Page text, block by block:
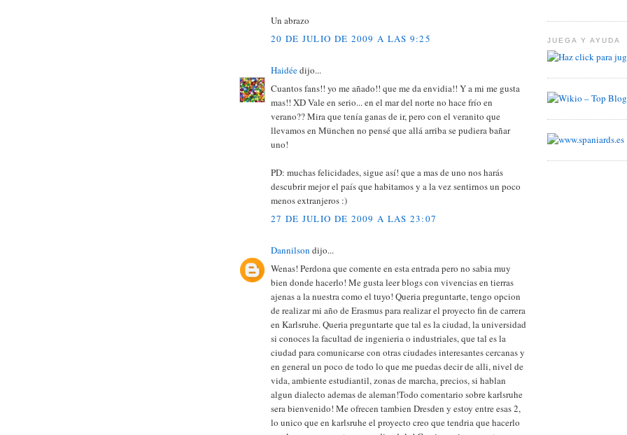
Un abrazo
20 DE JULIO DE 2009 A LAS 9:25
Haidéedijo...
Cuantos fans!! yo me añado!! que me da envidia!! Y a mi me gusta
mas!! XD Vale en serio... en el mar del norte no hace frío en
verano?? Mira que tenía ganas de ir, pero con el veranito que
llevamos en München no pensé que allá arriba se pudiera bañar
uno!
PD: muchas felicidades, sigue así! que a mas de uno nos harás
descubrir mejor el país que habitamos y a la vez sentirnos un poco
menos extranjeros :)
27 DE JULIO DE 2009 A LAS 23:07
Dannilson dijo...
Wenas! Perdona que comente en esta entrada pero no sabia muy
bien donde hacerlo! Me gusta leer blogs con vivencias en tierras
ajenas a la nuestra como el tuyo! Queria preguntarte, tengo opcion
de realizar mi año de Erasmus para realizar el proyecto fin de carrera
en Karlsruhe. Queria preguntarte que tal es la ciudad, la universidad
si conoces la facultad de ingenieria o industriales, que tal es la
ciudad para comunicarse con otras ciudades interesantes cercanas y
en general un poco de todo lo que me puedas decir de alli, nivel de
vida, ambiente estudiantil, zonas de marcha, precios, si hablan
algun dialecto ademas de aleman!Todo comentario sobre karlsruhe
sera bienvenido! Me ofrecen tambien Dresden y estoy entre esas 2,
lo unico que en karlsruhe el proyecto creo que tendria que hacerlo
JUEGA Y AYUDA